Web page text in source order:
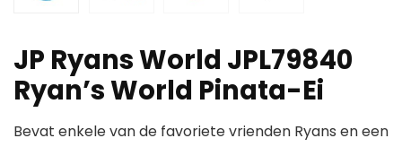
JP Ryans World JPL79840
Ryan’s World Pinata-Ei
Bevat enkele van de favoriete vrienden Ryans en een